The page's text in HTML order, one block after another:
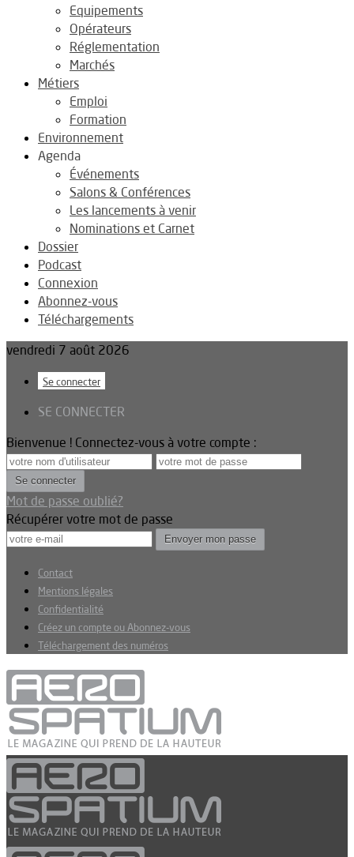
Equipements
Opérateurs
Réglementation
Marchés
Métiers
Emploi
Formation
Environnement
Agenda
Événements
Salons & Conférences
Les lancements à venir
Nominations et Carnet
Dossier
Podcast
Connexion
Abonnez-vous
Téléchargements
vendredi 7 août 2026
Se connecter
SE CONNECTER
Bienvenue ! Connectez-vous à votre compte :
Mot de passe oublié?
Récupérer votre mot de passe
Contact
Mentions légales
Confidentialité
Créez un compte ou Abonnez-vous
Téléchargement des numéros